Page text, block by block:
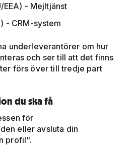
EEA) - Mejltjänst
- CRM-system
underleverantörer om hur
och ser till att det finns
förs över till tredje part
du ska få
för
eller avsluta din
profil".